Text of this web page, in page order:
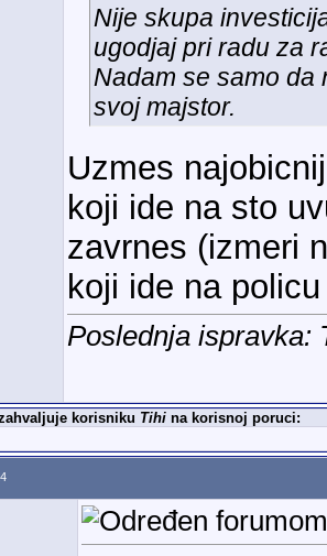
Nije skupa
ugodjaj pri radu za
Nadam se samo da
svoj majstor.
Uzmes
koji ide na sto
zavrnes (izmeri
koji ide na
Poslednja ispravka:
korisniku Tihina korisnoj poruci: